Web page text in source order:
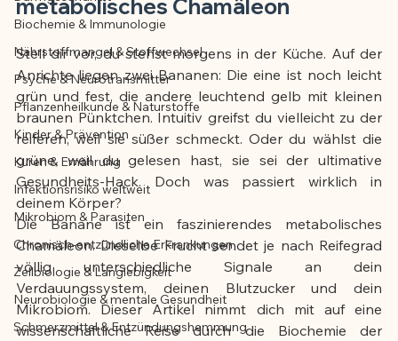
Der Artikel wurde mit Unterstützung von
KI erstellt und redaktionell geprüft vom
angegebenen Autor
Biochemie & Immunologie
Nährstoffmangel & Stoffwechsel
Psyche & Neurotransmitter
Pflanzenheilkunde & Naturstoffe
Kinder & Prävention
Kuren & Ernährung
Infektionsrisiko weltweit
Mikrobiom & Parasiten
Chronisch-entzündliche Erkrankungen
Zellbiologie & Langlebigkeit
Neurobiologie & mentale Gesundheit
Schmerzmittel & Entzündungshemmung
metabolisches Chamäleon
Stell dir vor, du stehst morgens in der Küche. Auf der
Anrichte liegen zwei Bananen: Die eine ist noch leicht
grün und fest, die andere leuchtend gelb mit kleinen
braunen Pünktchen. Intuitiv greifst du vielleicht zu der
reiferen, weil sie süßer schmeckt. Oder du wählst die
grüne, weil du gelesen hast, sie sei der ultimative
Gesundheits-Hack. Doch was passiert wirklich in
deinem Körper?
Die Banane ist ein faszinierendes metabolisches
Chamäleon. Dieselbe Frucht sendet je nach Reifegrad
völlig unterschiedliche Signale an dein
Verdauungssystem, deinen Blutzucker und dein
Mikrobiom. Dieser Artikel nimmt dich mit auf eine
wissenschaftliche Reise durch die Biochemie der